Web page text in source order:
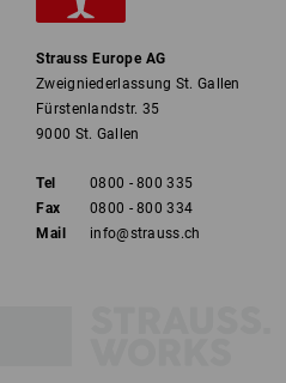
Strauss Europe AG
Zweigniederlassung St. Gallen
Fürstenlandstr. 35
9000 St. Gallen
Tel
0800 - 800 335
Fax
0800 - 800 334
Mail
info@strauss.ch